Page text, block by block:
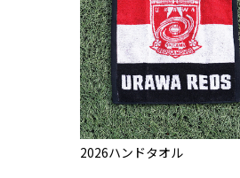
2026ハンドタオル